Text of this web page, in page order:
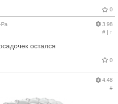
0
3.98
#| ↑
остался
0
4.48
#